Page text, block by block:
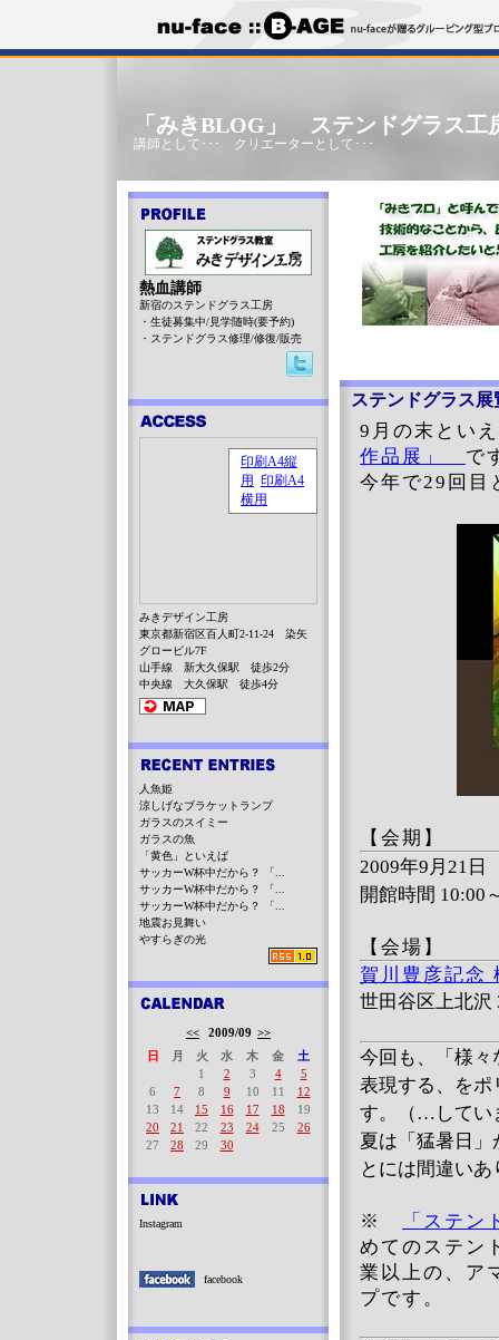
「みきBLOG」 ステンドグラス工
講師として･･･ クリエーターとして･･･
ステンドグラス
9月の末とい
作品展」 で
今年で29回目
【会期】
2009年9月21日
開館時間 10:00
【会場】
賀川豊彦記念
世田谷区上北
今回も、「様々
表現する、をポ
す。（…してい
夏は「猛暑日
とには間違い
※
「ステ
めてのステン
業以上の、ア
プです。
熱血講師
新宿のステンドグラス工房
・生徒募集中/見学随時(要予約)
・ステンドグラス修理/修復/販売
みきデザイン工房
東京都新宿区百人町2-11-24 染矢
グロービル7F
山手線 新大久保駅 徒歩2分
中央線 大久保駅 徒歩4分
人魚姫
涼しげなブラケットランプ
ガラスのスイミー
ガラスの魚
「黄色」といえば
サッカーW杯中だから？ 「...
サッカーW杯中だから？ 「...
サッカーW杯中だから？ 「...
地震お見舞い
やすらぎの光
<< 2009/09 >>
日
月 火 水 木 金
土
1
2 3 4
5
6
7 8 9 10 11
12
13
14 15 16 17 18
19
20
21 22 23 24 25
26
27
28 29 30
Instagram
facebook